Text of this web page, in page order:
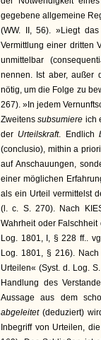
gegebene allgemeine
(WW. II, 56). »Liegt
Vermittlung einer dritten
unmittelbar
nennen. Ist aber, außer
nötig, um die Folge zu
267). »In jedem
Zweitenssubsumiere ich
der Urteilskraft. Endlich
(conclusio), mithin a
auf Anschauungen,
einer möglichen
als ein Urteil vermittelst
(l. c. S. 270). Nach
Wahrheit oder
Log. 1801, I, § 228 ff..
Log. 1801, § 216).
Urteilen« (Syst. d. Log.
Handlung des
Aussage aus dem
abgeleitet (deduziert)
Inbegriff von Urteilen,